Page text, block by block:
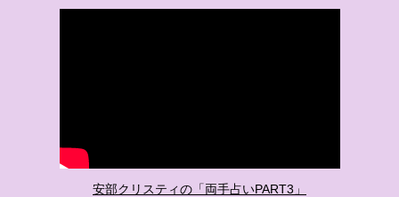
安部クリスティの「両手占いPART3」